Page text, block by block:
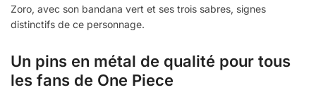
Zoro, avec son bandana vert et ses trois sabres, signes
distinctifs de ce personnage.
Un pins en métal de qualité pour tous
les fans de One Piece